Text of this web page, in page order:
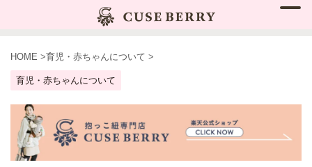
HOME >育児・赤ちゃんについて >
育児・赤ちゃんについて